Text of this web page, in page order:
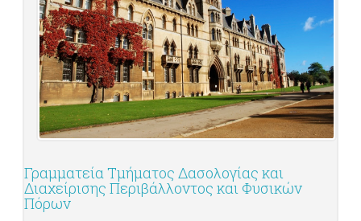
Γραμματεία Τμήματος Δασολογίας και
Διαχείρισης Περιβάλλοντος και Φυσικών
Πόρων